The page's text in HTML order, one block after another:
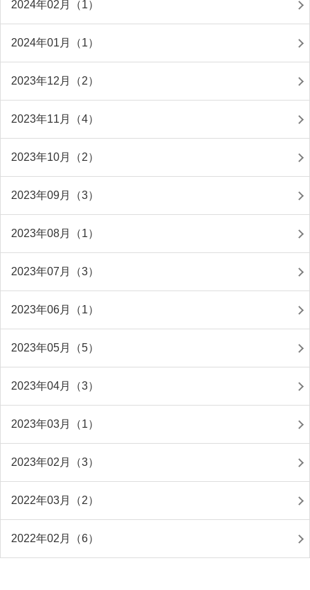
2024年02月（1）
2024年01月（1）
2023年12月（2）
2023年11月（4）
2023年10月（2）
2023年09月（3）
2023年08月（1）
2023年07月（3）
2023年06月（1）
2023年05月（5）
2023年04月（3）
2023年03月（1）
2023年02月（3）
2022年03月（2）
2022年02月（6）